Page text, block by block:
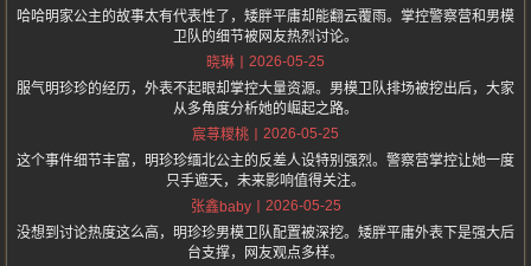
哈哈明家公主的故事太有代表性了，矮胖平庸却能翻云覆雨。掌控警察营和男模
卫队的细节被网友热烈讨论。
晓琳
2026-05-25
服气明珍珍的经历，外表不起眼却掌控大量资源。男模卫队排场被挖出后，大家
从多角度分析她的崛起之路。
宸荨糭桃
2026-05-25
这个事件细节丰富，明珍珍缅北公主的反差人设特别强烈。警察营掌控让她一度
只手遮天，未来影响值得关注。
张鑫baby
2026-05-25
没想到讨论热度这么高，明珍珍男模卫队配置被深挖。矮胖平庸外表下是强大后
台支撑，网友观点多样。